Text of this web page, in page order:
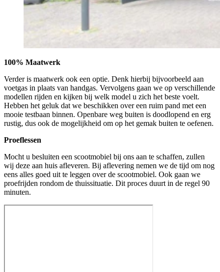
100% Maatwerk
Verder is maatwerk ook een optie. Denk hierbij bijvoorbeeld aan
voetgas in plaats van handgas. Vervolgens gaan we op verschillende
modellen rijden en kijken bij welk model u zich het beste voelt.
Hebben het geluk dat we beschikken over een ruim pand met een
mooie testbaan binnen. Openbare weg buiten is doodlopend en erg
rustig, dus ook de mogelijkheid om op het gemak buiten te oefenen.
Proeflessen
Mocht u besluiten een scootmobiel bij ons aan te schaffen, zullen
wij deze aan huis afleveren. Bij aflevering nemen we de tijd om nog
eens alles goed uit te leggen over de scootmobiel. Ook gaan we
proefrijden rondom de thuissituatie. Dit proces duurt in de regel 90
minuten.